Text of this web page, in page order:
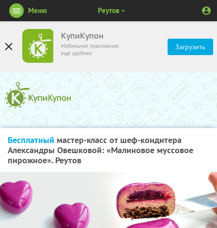
КупиКупон
Мобильное приложение
ещё удобнее
Загрузить
Меню Реутов
Бесплатный мастер-класс от шеф-кондитера
Александры Овешковой: «Малиновое муссовое
пирожное». Реутов